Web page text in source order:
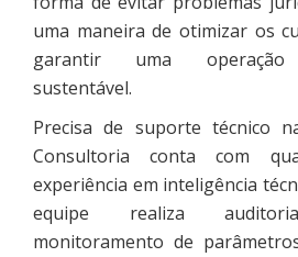
uma maneira de otimizar os
garantir uma operação
sustentável.
Precisa de suporte técnico
Consultoria conta com
experiência em inteligência
equipe realiza
monitoramento de